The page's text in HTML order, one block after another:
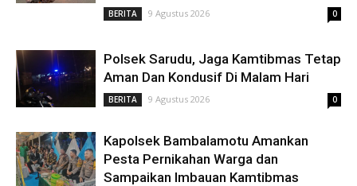
BERITA 9 Agustus 2026 0
Polsek Sarudu, Jaga Kamtibmas Tetap
Aman Dan Kondusif Di Malam Hari
BERITA 9 Agustus 2026 0
Kapolsek Bambalamotu Amankan
Pesta Pernikahan Warga dan
Sampaikan Imbauan Kamtibmas